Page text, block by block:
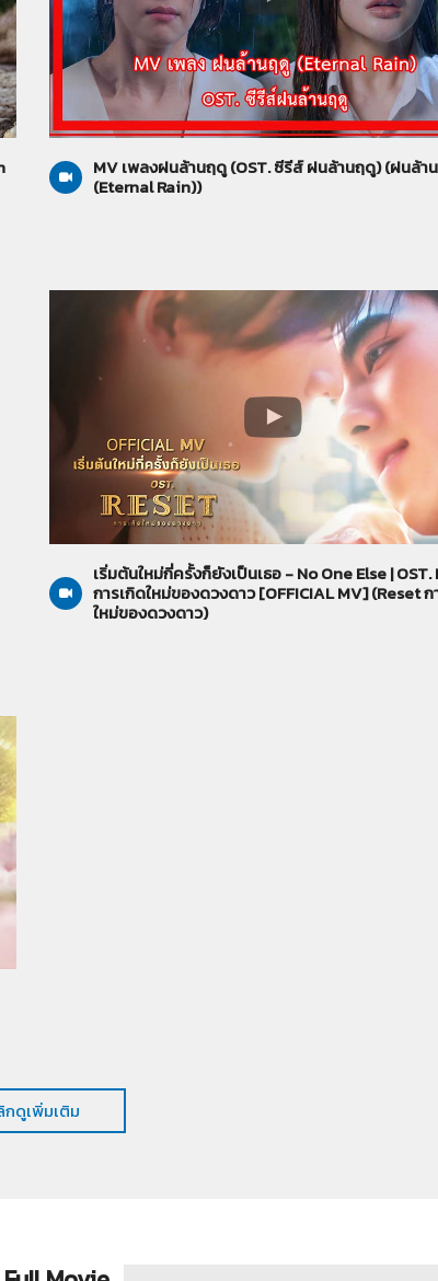
24-06-2569
ฝนล้านฤดู (Eternal Rain)
MV เพลงฝนล้านฤดู (OST. ซีรีส์ ฝนล้านฤดู) (ฝนล้า
(Eternal Rain))
15-05-2568
Reset การเกิดใหม่ของดวงดาว
เริ่มต้นใหม่กี่ครั้งก็ยังเป็นเธอ - No One Else | OST.
การเกิดใหม่ของดวงดาว [OFFICIAL MV] (Reset ก
ใหม่ของดวงดาว)
ดูเพิ่มเติม